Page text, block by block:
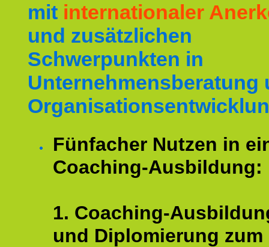
mit internationaler
und zusätzlichen
Schwerpunkten in
Unternehmensberatung
Fünfacher Nutzen in
Coaching-Ausbildung:
1. Coaching-
und Diplomierung zum